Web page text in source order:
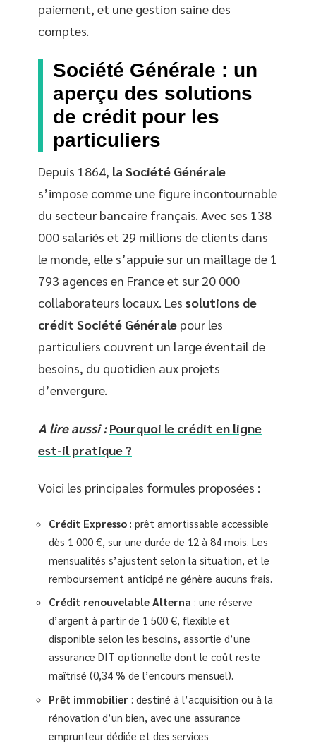
paiement, et une gestion saine des
comptes.
Société Générale : un
aperçu des solutions
de crédit pour les
particuliers
Depuis 1864, la Société Générale
s’impose comme une figure incontournable
du secteur bancaire français. Avec ses 138
000 salariés et 29 millions de clients dans
le monde, elle s’appuie sur un maillage de 1
793 agences en France et sur 20 000
collaborateurs locaux. Les solutions de
crédit Société Générale pour les
particuliers couvrent un large éventail de
besoins, du quotidien aux projets
d’envergure.
A lire aussi : Pourquoi le crédit en ligne
est-il pratique ?
Voici les principales formules proposées :
Crédit Expresso : prêt amortissable accessible
dès 1 000 €, sur une durée de 12 à 84 mois. Les
mensualités s’ajustent selon la situation, et le
remboursement anticipé ne génère aucuns frais.
Crédit renouvelable Alterna : une réserve
d’argent à partir de 1 500 €, flexible et
disponible selon les besoins, assortie d’une
assurance DIT optionnelle dont le coût reste
maîtrisé (0,34 % de l’encours mensuel).
Prêt immobilier : destiné à l’acquisition ou à la
rénovation d’un bien, avec une assurance
emprunteur dédiée et des services